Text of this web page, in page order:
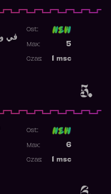
5.
Ost:
5
Max:
msc
Czas:
Ost:
6
Max:
msc
Czas: